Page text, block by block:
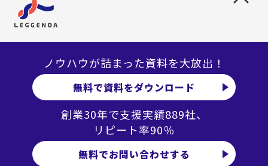
ノウハウが詰まった資料を大放出！
無料で資料をダウンロード
創業30年で支援実績889社、
リピート率90％
無料でお問い合わせする
を後押ししています。
フロントタワー30階
● 代表者名：最高執行役員社長 樋口 新
● 事業内容：人事コンサルティング・アウトソーシング
1．採用サービス事業（採用コンサルティング・採用アウ
トソーシング）
2．人事労務サービス事業（人事コンサルティング・人事